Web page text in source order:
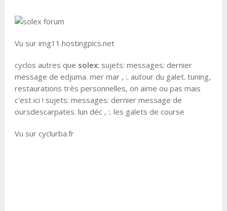
Vu sur img11.hostingpics.net
cyclos autres que solex: sujets: messages: dernier
message de edjuma. mer mar , :. autour du galet. tuning,
restaurations très personnelles, on aime ou pas mais
c'est ici ! sujets: messages: dernier message de
oursdescarpates. lun déc , :. les galets de course
Vu sur cyclurba.fr